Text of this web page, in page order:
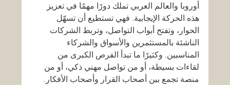
أوروبا والعالم العربي تملك دورًا مهمًا في تعزيز
هذه الحركة الإيجابية. فهي تستطيع أن تسهّل
الحوار، وتفتح أبواب التواصل، وتربط الشركات
الناشئة بالمستثمرين والأسواق والشركاء
المناسبين. وكثيرًا ما تبدأ الفرص الكبرى من
لقاءات بسيطة، أو من تواصل مهني ذكي، أو من
منصة تجمع بين أصحاب القرار وأصحاب الأفكار.